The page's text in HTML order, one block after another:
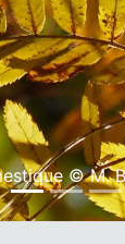
© M.